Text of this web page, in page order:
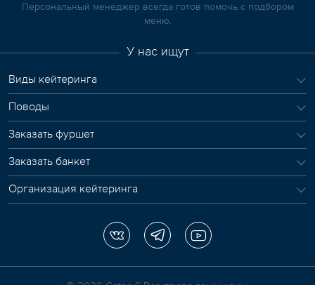
Персональный менеджер всегда готов помочь с подбором
меню.
У нас ищут
Виды кейтеринга
Поводы
Заказать фуршет
Заказать банкет
Организация кейтеринга